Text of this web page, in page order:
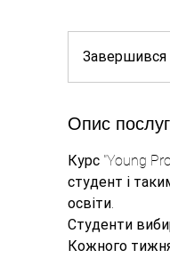
Завершився
Опис
Курс "Young
студент і
освіти.
Студенти
Кожного